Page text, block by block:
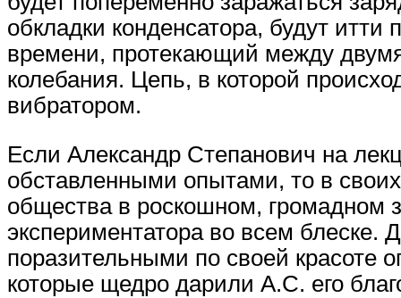
обкладки конденсатора, будут
времени, протекающий между
колебания. Цепь, в которой
вибратором.
Если Александр Степанович на
обставленными опытами, то в
общества в роскошном, громадном
экспериментатора во всем блеске.
поразительными по своей
которые щедро дарили А.С. его